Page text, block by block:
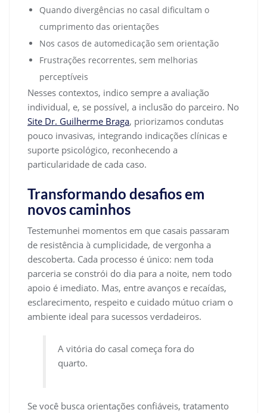
Quando divergências no casal dificultam o
cumprimento das orientações
Nos casos de automedicação sem orientação
Frustrações recorrentes, sem melhorias
perceptíveis
Nesses contextos, indico sempre a avaliação
individual, e, se possível, a inclusão do parceiro. No
Site Dr. Guilherme Braga, priorizamos condutas
pouco invasivas, integrando indicações clínicas e
suporte psicológico, reconhecendo a
particularidade de cada caso.
Transformando desafios em
novos caminhos
Testemunhei momentos em que casais passaram
de resistência à cumplicidade, de vergonha a
descoberta. Cada processo é único: nem toda
parceria se constrói do dia para a noite, nem todo
apoio é imediato. Mas, entre avanços e recaídas,
esclarecimento, respeito e cuidado mútuo criam o
ambiente ideal para sucessos verdadeiros.
A vitória do casal começa fora do
quarto.
Se você busca orientações confiáveis, tratamento